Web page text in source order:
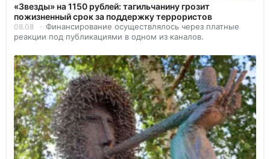
«Звезды» на 1150 рублей: тагильчанину грозит
пожизненный срок за поддержку террористов
08.08
Финансирование осуществлялось через платные
реакции под публикациями в одном из каналов.